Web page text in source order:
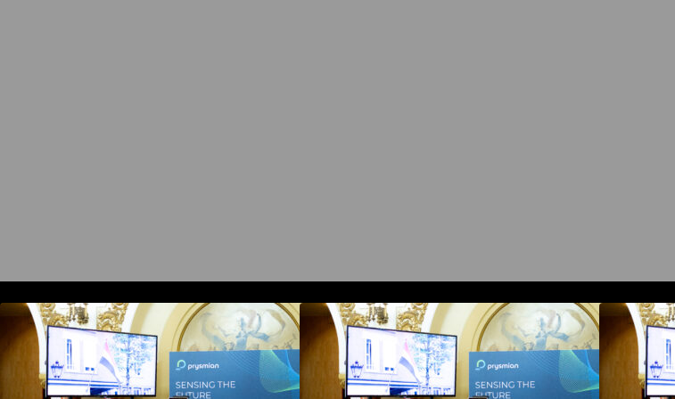
Prysmian aduce la COMM26
tehnologii de sensing si Digital
Energy pentru monitorizarea in
timp real a infrastrucrutilor critice
Prysmian aduce la COMM26
tehnologii de sensing si Digital
Energy pentru monitorizarea in
timp real a infrastrucrutilor critice